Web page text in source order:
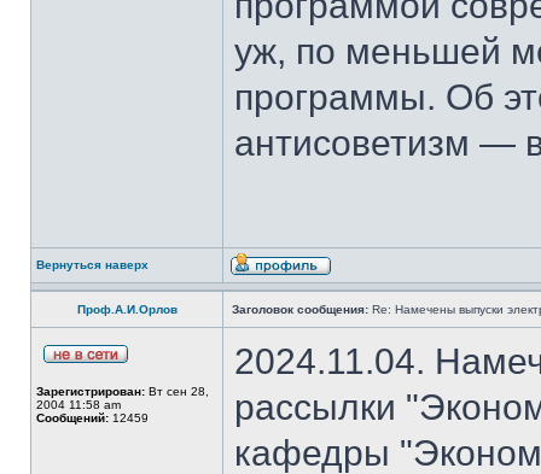
уж, по меньшей
программы. Об
антисоветизм —
Вернуться наверх
Проф.А.И.Орлов Заголовок сообщения: Re: Намечены выпуски
Зарегистрирован: Вт сен 28,
2004 11:58 am
Сообщений: 12459
2024.11.04.
рассылки
кафедры